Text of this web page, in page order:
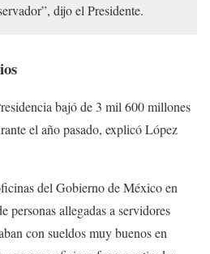
dijo el Presidente.
bajó de 3 mil 600 millones
el año pasado, explicó López
del Gobierno de México en
personas allegadas a servidores
con sueldos muy buenos en